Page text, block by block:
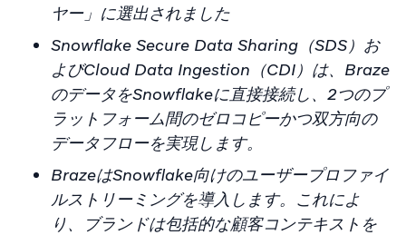
ヤー」に選出されました
Snowflake Secure Data Sharing（SDS）お
よびCloud Data Ingestion（CDI）は、Braze
のデータをSnowflakeに直接接続し、2つのプ
ラットフォーム間のゼロコピーかつ双方向の
データフローを実現します。
BrazeはSnowflake向けのユーザープロファイ
ルストリーミングを導入します。これによ
り、ブランドは包括的な顧客コンテキストを